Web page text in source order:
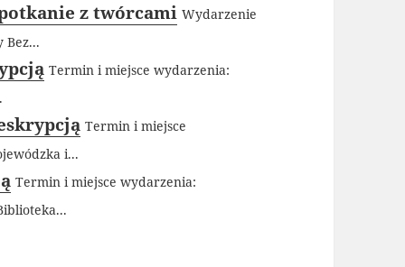
z twórcami Wydarzenie
Bez...
Termin i miejsce wydarzenia:
Termin i miejsce
i...
Termin i miejsce wydarzenia: